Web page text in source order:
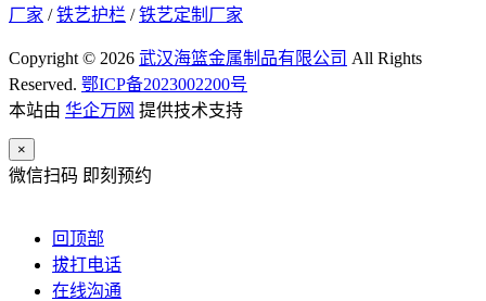
厂家 /铁艺护栏 /铁艺定制厂家
Copyright © 2026 武汉海篮金属制品有限公司 All Rights
Reserved. 鄂ICP备2023002200号
本站由 华企万网 提供技术支持
×
微信扫码 即刻预约
回顶部
拔打电话
在线沟通